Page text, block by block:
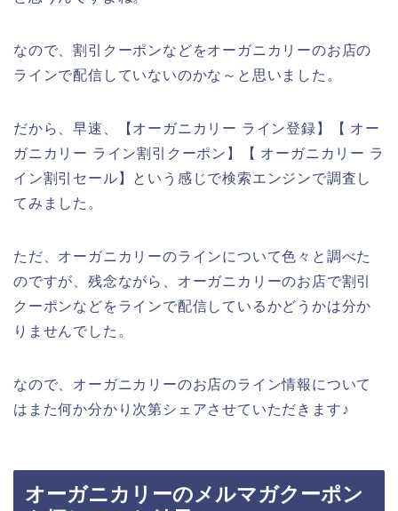
なので、割引クーポンなどをオーガニカリーのお店の
ラインで配信していないのかな～と思いました。
だから、早速、【オーガニカリー ライン登録】【 オー
ガニカリー ライン割引クーポン】【 オーガニカリー ラ
イン割引セール】という感じで検索エンジンで調査し
てみました。
ただ、オーガニカリーのラインについて色々と調べた
のですが、残念ながら、オーガニカリーのお店で割引
クーポンなどをラインで配信しているかどうかは分か
りませんでした。
なので、オーガニカリーのお店のライン情報について
はまた何か分かり次第シェアさせていただきます♪
オーガニカリーのメルマガクーポン